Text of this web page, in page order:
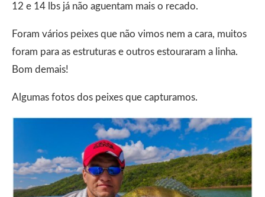
12 e 14 lbs já não aguentam mais o recado.
Foram vários peixes que não vimos nem a cara, muitos
foram para as estruturas e outros estouraram a linha.
Bom demais!
Algumas fotos dos peixes que capturamos.